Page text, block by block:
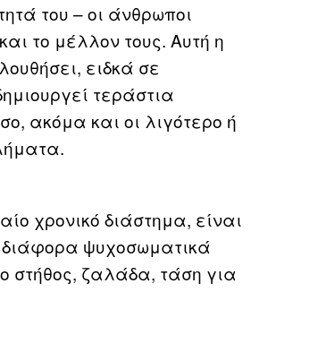
του – οι άνθρωποι
το μέλλον τους. Αυτή η
ειδκά σε
τεράστια
ακόμα και οι λιγότερο ή
χρονικό διάστημα, είναι
ψυχοσωματικά
ζαλάδα, τάση για